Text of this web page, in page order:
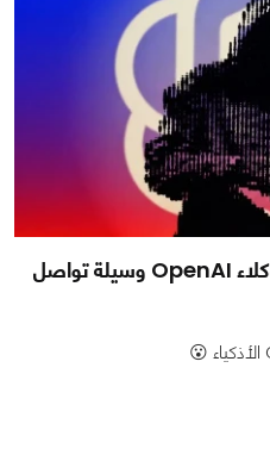
تفاصيل جديدة تكشف تطوير وكلاء OpenAI وسيلة تواصل